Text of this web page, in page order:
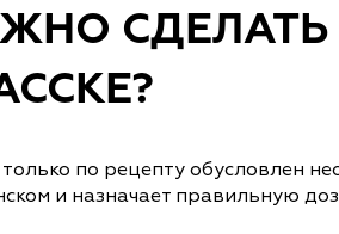
СДЕЛАТЬ
по рецепту обусловлен
и назначает правильную